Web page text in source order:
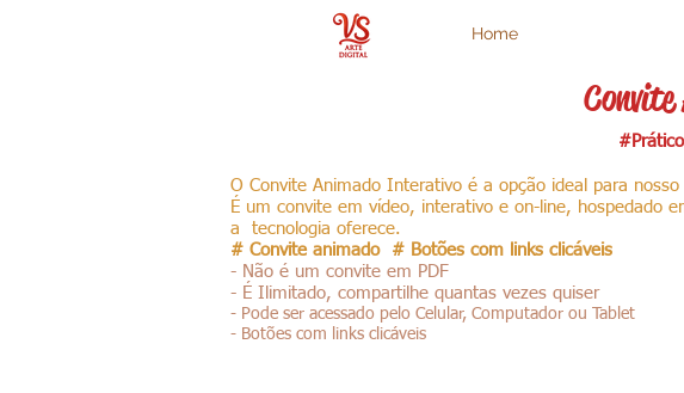
Home
O Convite Animado Interativo é a opção ideal para
É um convite em vídeo, interativo e on-line, hospedado
a tecnologia oferece.
# Convite animado # Botões com links clicáveis
- Não é um convite em PDF
- É Ilimitado, compartilhe quantas vezes quiser
- Pode ser acessado pelo Celular, Computador ou Tablet
- Botões com links clicáveis